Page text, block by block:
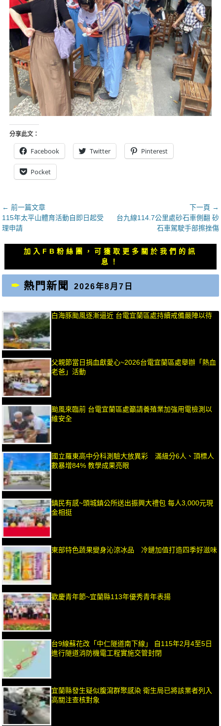
分享此文：
Facebook Twitter Pinterest
Pocket
文
章
導
覽
← 前一篇文章
上
一
115年太平山體育活動自即日起受
理申請
下一頁 →
文
章：
台九線114.7公里處砂石車側翻 砂
石車駕駛手部擦挫傷
加入FB粉絲團，可獲取更多關於我們的訊
息！
熱門新聞 2026年8月7日
白海豚颱風逐漸逼近 台電宜蘭區處持續戒備嚴陣以待
父親節當日捐血獻愛心~2026台電宜蘭區處舉辦「熱血
老爸」活動
颱風來臨前 台電宜蘭區處籲請養殖業加強用電檢測以
維安全
國立羅東高中分科測驗大放異彩 滿級分6人、頂標人
數暴增84% 教學成果亮眼
鎮民有感~頭城鎮公所送出振興大禮包 每人3,000元現
金相挺
東部特色蔬果變身沁涼冰品 冷鏈加值打造四季好滋味
歡慶青年節~宜蘭縣113年優秀青年表揚
台9線蘇花改「中仁隧道南下線」 自115年2月4至5日
進行隧道消防機電工程實施交管封閉
宜蘭縣發生疑似腹瀉群聚感染 衛生局已將該業者列入
高關注查核對象